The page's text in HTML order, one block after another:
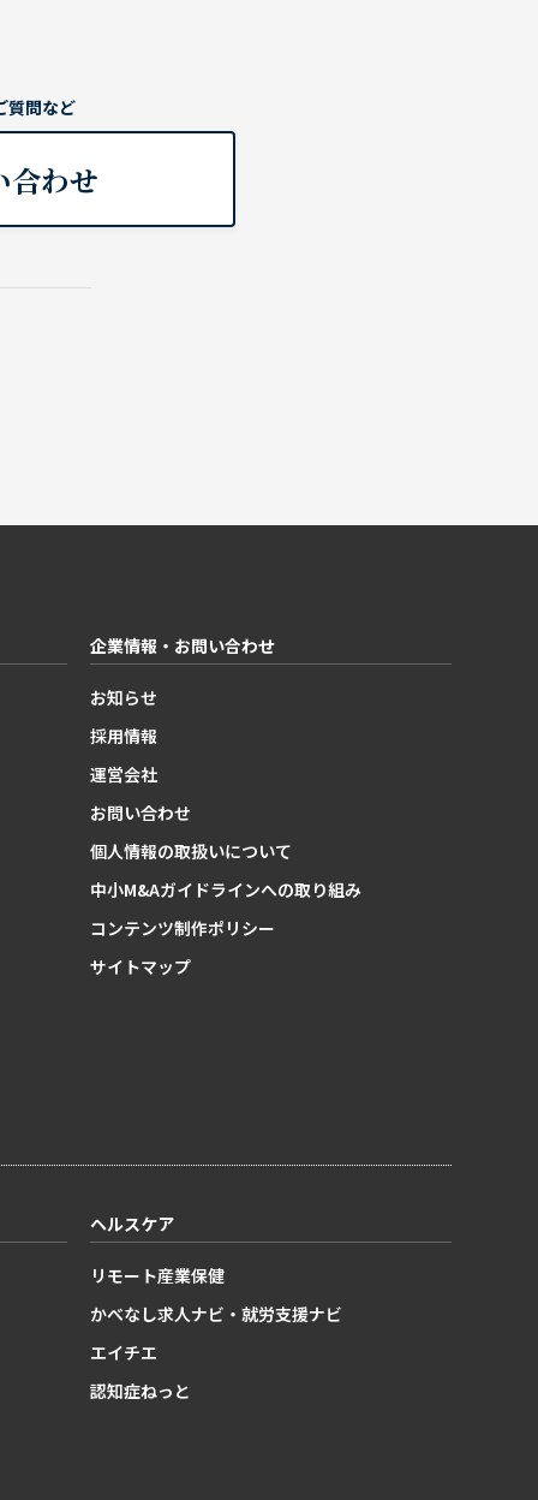
質問など
合わせ
企業情報・お問い合わせ
お知らせ
採用情報
運営会社
お問い合わせ
個人情報の取扱いについて
中小M&Aガイドラインへの取り組み
コンテンツ制作ポリシー
サイトマップ
ヘルスケア
リモート産業保健
かべなし求人ナビ・就労支援ナビ
エイチエ
認知症ねっと